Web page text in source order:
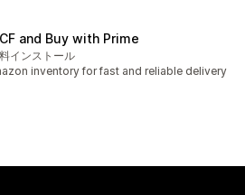
and Buy with Prime
：74件
インストール
inventory for fast and reliable delivery